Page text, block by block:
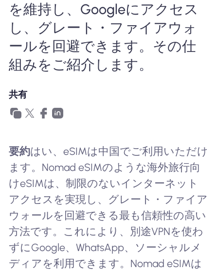
企業
を維持し、Googleにアクセス
し、グレート・ファイアウォ
ールを回避できます。その仕
組みをご紹介します。
共有
要約はい、eSIMは中国でご利用いただけ
ます。Nomad eSIMのような海外旅行向
けeSIMは、制限のないインターネット
アクセスを実現し、グレート・ファイア
ウォールを回避できる最も信頼性の高い
方法です。これにより、別途VPNを使わ
ずにGoogle、WhatsApp、ソーシャルメ
ディアを利用できます。Nomad eSIMは